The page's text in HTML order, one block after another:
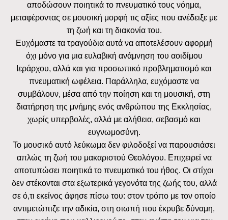
αποδώσουν ποιητικά το πνευματικό τους νόημα,
μεταφέροντας σε μουσική μορφή τις αξίες που ανέδειξε με
τη ζωή και τη διακονία του.
Ευχόμαστε τα τραγούδια αυτά να αποτελέσουν αφορμή
όχι μόνο για μια ευλαβική ανάμνηση του αοιδίμου
Ιεράρχου, αλλά και για προσωπικό προβληματισμό και
πνευματική ωφέλεια. Παράλληλα, ευχόμαστε να
συμβάλουν, μέσα από την ποίηση και τη μουσική, στη
διατήρηση της μνήμης ενός ανθρώπου της Εκκλησίας,
χωρίς υπερβολές, αλλά με αλήθεια, σεβασμό και
ευγνωμοσύνη.
Το μουσικό αυτό λεύκωμα δεν φιλοδοξεί να παρουσιάσει
απλώς τη ζωή του μακαριστού Θεολόγου. Επιχειρεί να
αποτυπώσει ποιητικά το πνευματικό του ήθος. Οι στίχοι
δεν στέκονται στα εξωτερικά γεγονότα της ζωής του, αλλά
σε ό,τι εκείνος άφησε πίσω του: στον τρόπο με τον οποίο
αντιμετώπιζε την αδικία, στη σιωπή που έκρυβε δύναμη,